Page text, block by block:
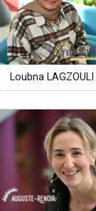
Loubna LAGZOULI